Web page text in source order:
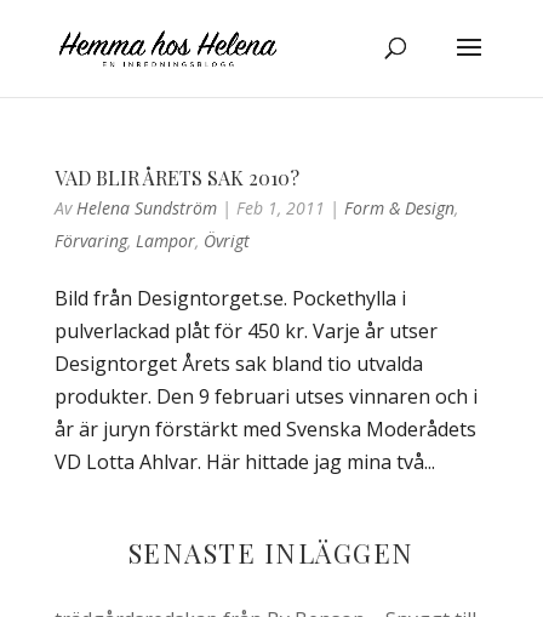
VAD BLIR ÅRETS SAK 2010?
AvHelena Sundström| Feb 1, 2011 | Form & Design,
Förvaring, Lampor, Övrigt
Bild från Designtorget.se. Pockethylla i
pulverlackad plåt för 450 kr. Varje år utser
Designtorget Årets sak bland tio utvalda
produkter. Den 9 februari utses vinnaren och i
år är juryn förstärkt med Svenska Moderådets
VD Lotta Ahlvar. Här hittade jag mina två...
SENASTE INLÄGGEN